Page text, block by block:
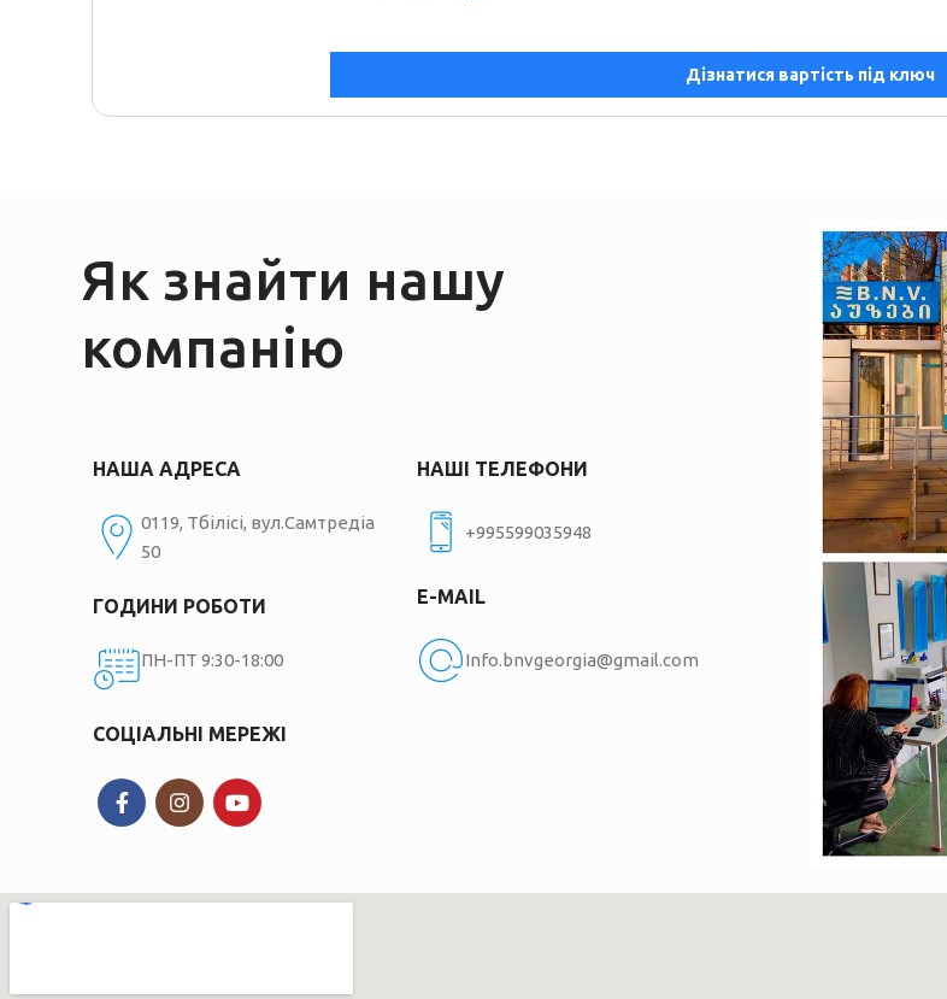
Дізнатися вартість під ключ
Як знайти нашу
компанію
НАША АДРЕСА
0119, Тбілісі, вул.Самтредіа
50
ГОДИНИ РОБОТИ
ПН-ПТ 9:30-18:00
НАШІ ТЕЛЕФОНИ
+995599035948
E-MAIL
Info.bnvgeorgia@gmail.com
СОЦІАЛЬНІ МЕРЕЖІ